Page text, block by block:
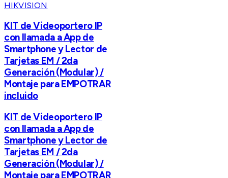
HIKVISION
KIT de Videoportero IP
con llamada a App de
Smartphone y Lector de
Tarjetas EM / 2da
Generación (Modular) /
Montaje para EMPOTRAR
incluido
KIT de Videoportero IP
con llamada a App de
Smartphone y Lector de
Tarjetas EM / 2da
Generación (Modular) /
Montaje para EMPOTRAR